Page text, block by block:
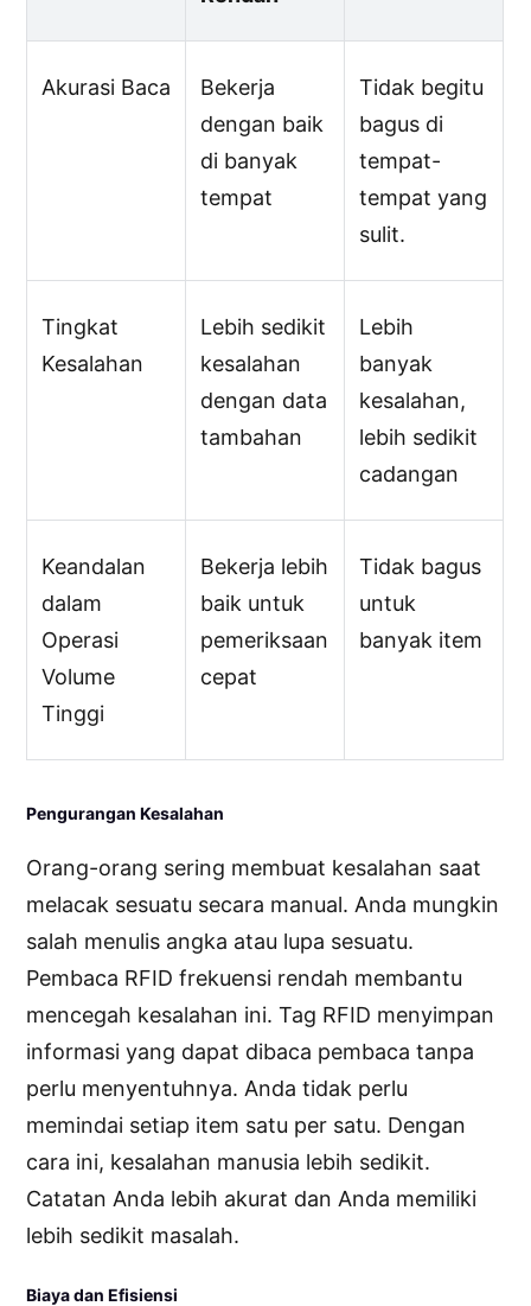
Akurasi Baca
Bekerja
dengan baik
di banyak
tempat
Tidak begitu
bagus di
tempat-
tempat yang
sulit.
Tingkat
Kesalahan
Lebih sedikit
kesalahan
dengan data
tambahan
Lebih
banyak
kesalahan,
lebih sedikit
cadangan
Keandalan
dalam
Operasi
Volume
Tinggi
Bekerja lebih
baik untuk
pemeriksaan
cepat
Tidak bagus
untuk
banyak item
Pengurangan Kesalahan
Orang-orang sering membuat kesalahan saat
melacak sesuatu secara manual. Anda mungkin
salah menulis angka atau lupa sesuatu.
Pembaca RFID frekuensi rendah membantu
mencegah kesalahan ini. Tag RFID menyimpan
informasi yang dapat dibaca pembaca tanpa
perlu menyentuhnya. Anda tidak perlu
memindai setiap item satu per satu. Dengan
cara ini, kesalahan manusia lebih sedikit.
Catatan Anda lebih akurat dan Anda memiliki
lebih sedikit masalah.
Biaya dan Efisiensi